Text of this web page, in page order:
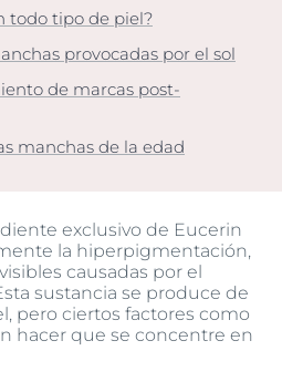
todo tipo de piel?
provocadas por el sol
de marcas post-
manchas de la edad
exclusivo de Eucerin
la hiperpigmentación,
causadas por el
sustancia se produce de
pero ciertos factores como
hacer que se concentre en